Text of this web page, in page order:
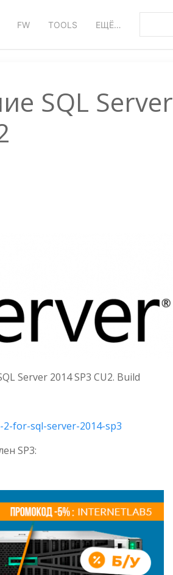
FW TOOLS ЕЩЁ…
SQL Server
Server 2014 SP3 CU2. Build
for-sql-server-2014-sp3
SP3: